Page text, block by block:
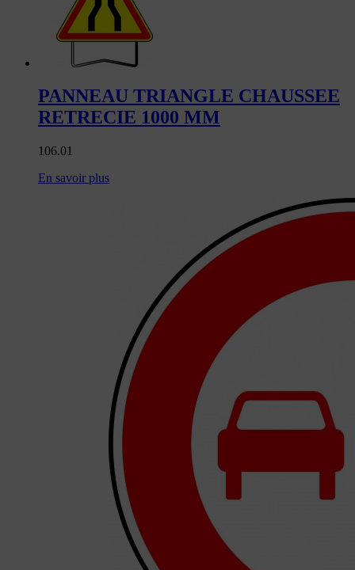
PANNEAU TRIANGLE CHAUSSEE
RETRECIE 1000 MM
106.01
En savoir plus